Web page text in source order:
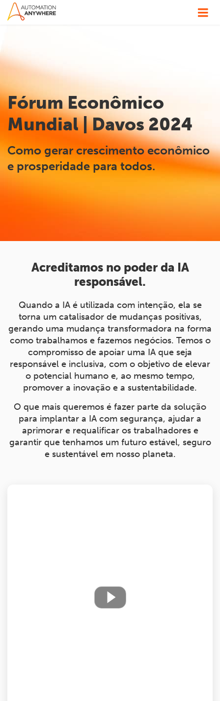
Fórum Econômico
Mundial | Davos 2024
Como gerar crescimento econômico
e prosperidade para todos.
Acreditamos no poder da IA
responsável.
Quando a IA é utilizada com intenção, ela se
torna um catalisador de mudanças positivas,
gerando uma mudança transformadora na forma
como trabalhamos e fazemos negócios. Temos o
compromisso de apoiar uma IA que seja
responsável e inclusiva, com o objetivo de elevar
o potencial humano e, ao mesmo tempo,
promover a inovação e a sustentabilidade.
O que mais queremos é fazer parte da solução
para implantar a IA com segurança, ajudar a
aprimorar e requalificar os trabalhadores e
garantir que tenhamos um futuro estável, seguro
e sustentável em nosso planeta.